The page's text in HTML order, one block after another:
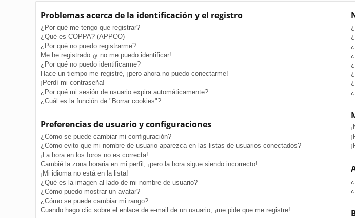
Problemas acerca de la identificación y el registro
¿Por qué me tengo que registrar?
¿Qué es COPPA? (APPCO)
¿Por qué no puedo registrarme?
Me he registrado ¡y no me puedo identificar!
¿Por qué no puedo identificarme?
Hace un tiempo me registré, ¡pero ahora no puedo conectarme!
¡Perdí mi contraseña!
¿Por qué mi sesión de usuario expira automáticamente?
¿Cuál es la función de "Borrar cookies"?
Preferencias de usuario y configuraciones
¿Cómo se puede cambiar mi configuración?
¿Cómo evito que mi nombre de usuario aparezca en las listas de usuarios conectados?
¡La hora en los foros no es correcta!
Cambié la zona horaria en mi perfil, ¡pero la hora sigue siendo incorrecto!
¡Mi idioma no está en la lista!
¿Qué es la imagen al lado de mi nombre de usuario?
¿Cómo puedo mostrar un avatar?
¿Cómo se puede cambiar mi rango?
Cuando hago clic sobre el enlace de e-mail de un usuario, ¡me pide que me registre!